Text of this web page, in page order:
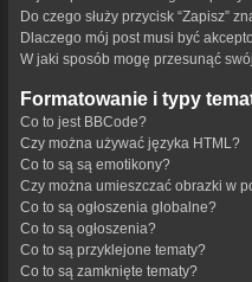
Do czego służy przycisk “Zapisz”
Dlaczego mój post musi być
W jaki sposób mogę przesunąć
Formatowanie i typy
Co to jest BBCode?
Czy można używać języka HTML?
Co to są są emotikony?
Czy można umieszczać obrazki w
Co to są ogłoszenia globalne?
Co to są ogłoszenia?
Co to są przyklejone tematy?
Co to są zamknięte tematy?